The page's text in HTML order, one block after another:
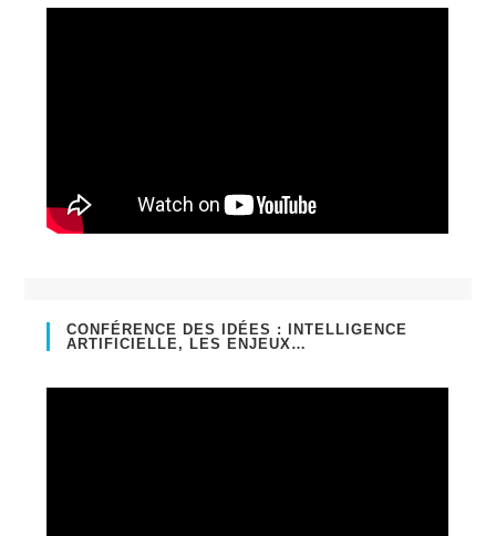
CONFÉRENCE DES IDÉES : INTELLIGENCE
ARTIFICIELLE, LES ENJEUX…